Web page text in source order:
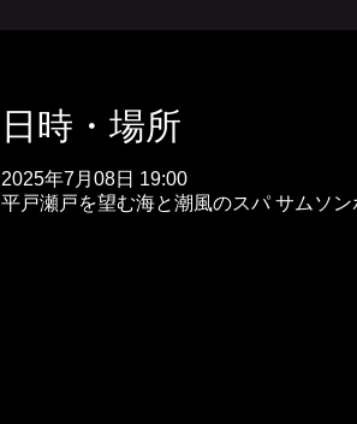
日時・場所
2025年7月08日 19:00
平戸瀬戸を望む海と潮風のスパ サムソ